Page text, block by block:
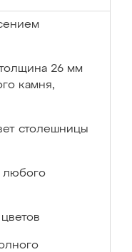
26 мм
камня,
столешницы
любого